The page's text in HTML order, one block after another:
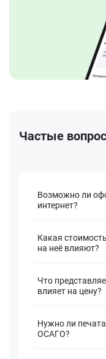
Частые
Возможно ли
интернет?
Какая
на неё влияют?
Что
влияет на цену?
Нужно ли
ОСАГО?